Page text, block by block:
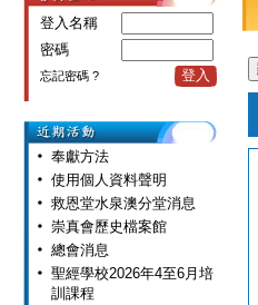
登入名稱
密碼
忘記密碼 ? 登入
奉獻方法
使用個人資料聲明
救恩堂水泉澳分堂消息
崇真會歷史檔案館
總會消息
聖經學校2026年4至6月培
訓課程